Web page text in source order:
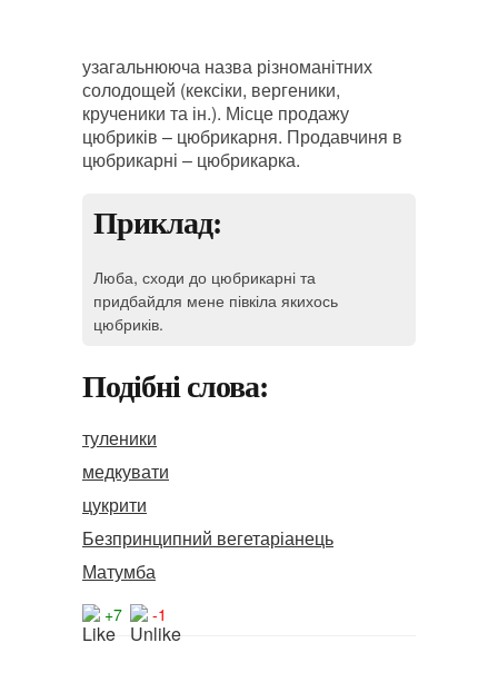
узагальнююча назва різноманітних
солодощей (кексіки, вергеники,
крученики та ін.). Місце продажу
цюбриків – цюбрикарня. Продавчиня в
цюбрикарні – цюбрикарка.
Приклад:
Люба, сходи до цюбрикарні та
придбайдля мене півкіла якихось
цюбриків.
Подібні слова:
туленики
медкувати
цукрити
Безпринципний вегетаріанець
Матумба
+7 -1